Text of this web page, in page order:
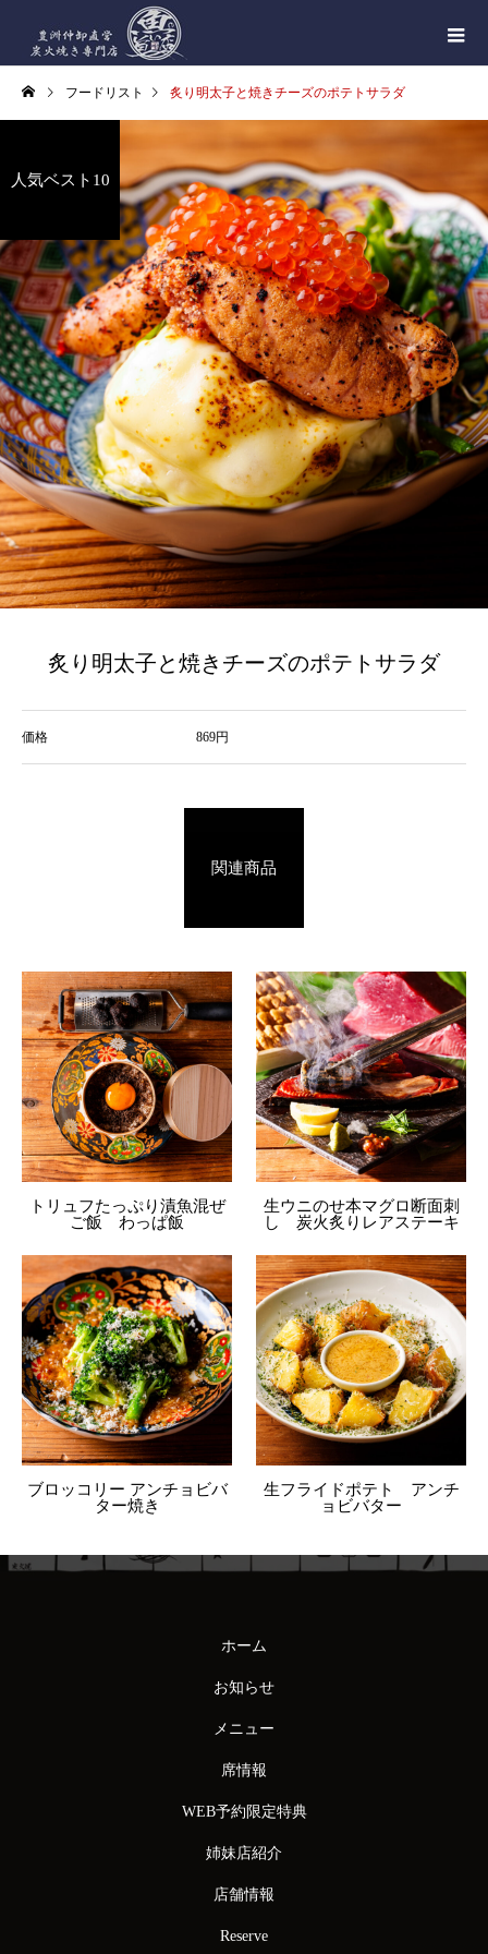
フードリスト 炙り明太子と焼きチーズのポテトサラダ
人気ベスト10
炙り明太子と焼きチーズのポテトサラダ
価格 869円
関連商品
トリュフたっぷり漬魚混ぜ
ご飯 わっぱ飯
生ウニのせ本マグロ断面刺
し 炭火炙りレアステーキ
ブロッコリー アンチョビバ
ター焼き
生フライドポテト アンチ
ョビバター
ホーム
お知らせ
メニュー
席情報
WEB予約限定特典
姉妹店紹介
店舗情報
Reserve